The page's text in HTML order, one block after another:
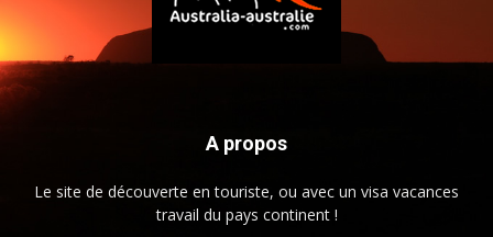
A propos
Le site de découverte en touriste, ou avec un visa vacances
travail du pays continent !